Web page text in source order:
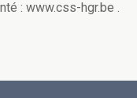
: www.css-hgr.be .